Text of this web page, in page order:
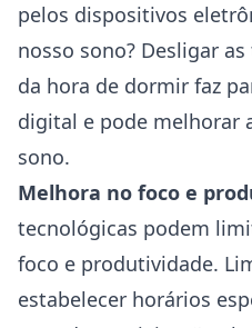
pelos dispositivos
nosso sono? Desligar
da hora de dormir faz
digital e pode melhorar
sono.
Melhora no foco e
tecnológicas podem
foco e produtividade.
estabelecer horários